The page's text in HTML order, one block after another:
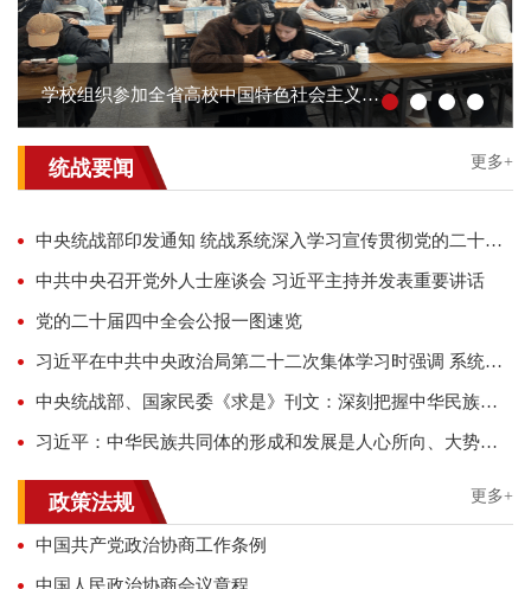
学校组织参加全省高校中国特色社会主义民族宗教理论知识网络答题活动
统战要闻 更多+
中央统战部印发通知 统战系统深入学习宣传贯彻党的二十届四中全会精神
中共中央召开党外人士座谈会 习近平主持并发表重要讲话
党的二十届四中全会公报一图速览
习近平在中共中央政治局第二十二次集体学习时强调 系统推进我国宗教中国化 积极引导宗教与社会主义社会相适应
中央统战部、国家民委《求是》刊文：深刻把握中华民族共同体形成发展的内在规律和实践要求
习近平：中华民族共同体的形成和发展是人心所向、大势所趋、历史必然
政策法规 更多+
中国共产党政治协商工作条例